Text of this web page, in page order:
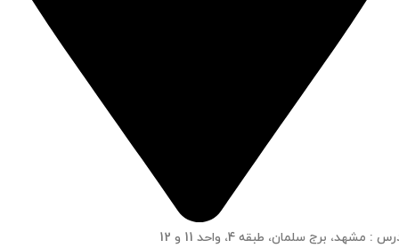
: مشهد، برج سلمان، طبقه 4، واحد 11 و 12